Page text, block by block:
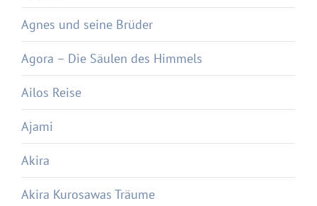
Agnes und seine Brüder
Agora – Die Säulen des Himmels
Ailos Reise
Ajami
Akira
Akira Kurosawas Träume